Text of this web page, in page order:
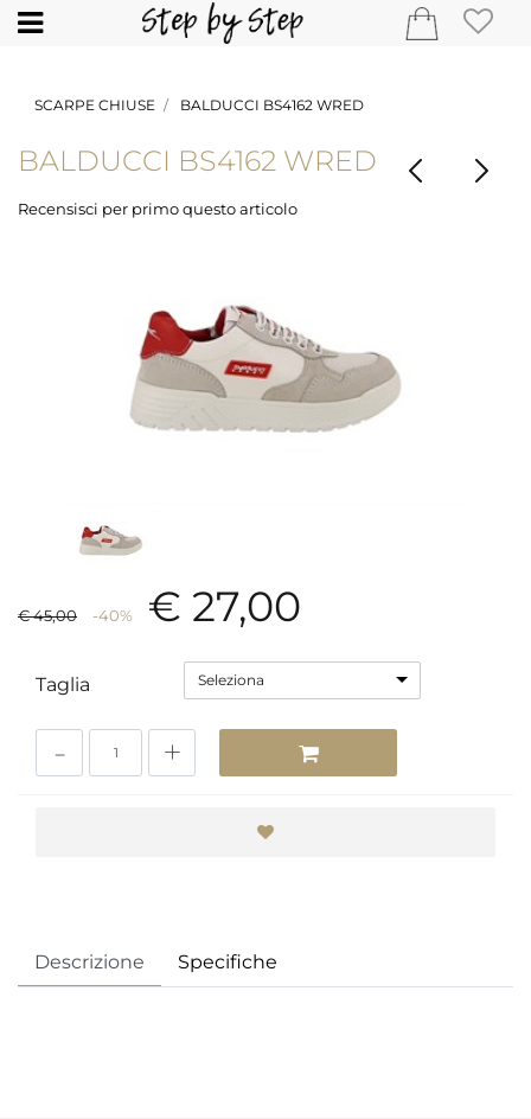
Open
SCARPE CHIUSE BALDUCCI BS4162 WRED
BALDUCCI BS4162 WRED
Recensisci per primo questo articolo
€ 45,00 -40% € 27,00
Taglia Seleziona
Descrizione Specifiche